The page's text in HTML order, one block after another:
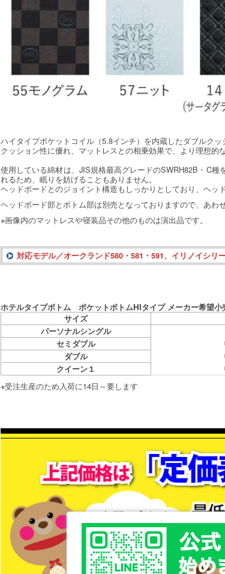
ハイタイプポケットコイル（5.8インチ）を内蔵したダブルクッ
クッション性に優れ、マットレスとの相乗効果で、より理想的
使用している綿材は、JIS規格最高グレードのSWRH82B・C
れるため、眠りを妨げることもありません。
ヘッドボードとのジョイント構造もしっかりとしており、ヘッ
ヘッドボード部とボトム部は別売となっておりますので、あわ
※画像内のマットレスや寝装品その他のものは演出品です。
対応モデル／オークランド580・581・591、イリノイシリ
ホテルタイプボトム ポケットボトムHIタイプ メーカー希望
サイズ
パーソナルシングル
セミダブル
ダブル
クイーン１
※受注生産のため入荷に14日～要します